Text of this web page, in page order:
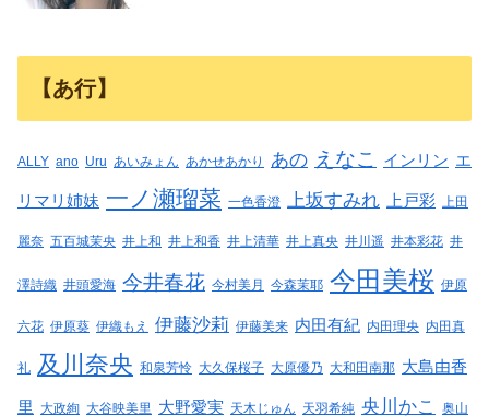
【あ行】
ALLY ano Uru あいみょん あかせあかり あの えなこ インリン エ
リマリ姉妹 一ノ瀬瑠菜 一色香澄 上坂すみれ 上戸彩 上田
麗奈 五百城茉央 井上和 井上和香 井上清華 井上真央 井川遥 井本彩花 井
澤詩織 井頭愛海 今井春花 今村美月 今森茉耶 今田美桜 伊原
六花 伊原葵 伊織もえ 伊藤沙莉 伊藤美来 内田有紀 内田理央 内田真
礼 及川奈央 和泉芳怜 大久保桜子 大原優乃 大和田南那 大島由香
里 大政絢 大谷映美里 大野愛実 天木じゅん 天羽希純 央川かこ 奥山